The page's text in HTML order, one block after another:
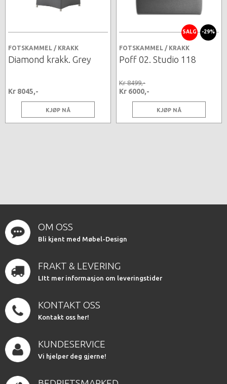
FOTSKAMMEL / KRAKK
Diamond krakk. Grey
Kr 8045,-
KJØP NÅ
SALG -29%
FOTSKAMMEL / KRAKK
Poff 02. Studio 118
Kr 8499,-
Kr 6000,-
KJØP NÅ
OM OSS
Bli kjent med Møbel-Design
FRAKT & LEVERING
LItt mer informasjon om leveringstider
KONTAKT OSS
Kontakt oss her!
KUNDESERVICE
Vi hjelper deg gjerne!